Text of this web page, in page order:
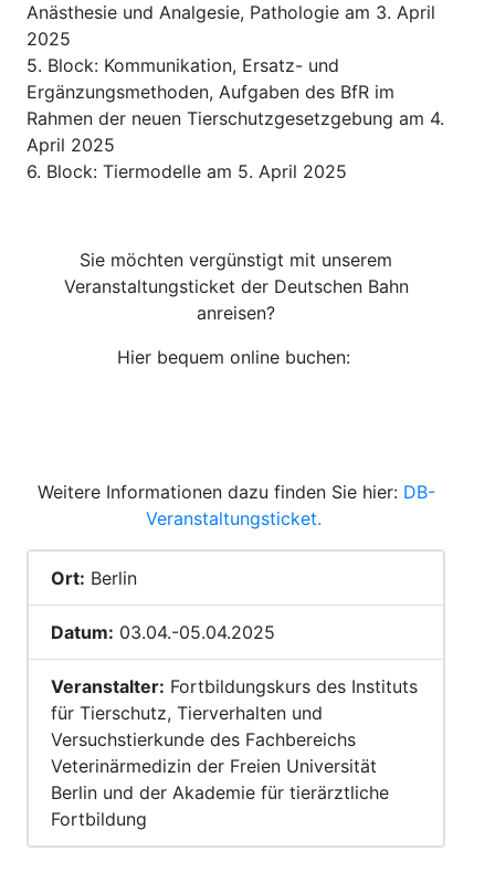
Anästhesie und Analgesie, Pathologie am 3. April
2025
5. Block: Kommunikation, Ersatz- und
Ergänzungsmethoden, Aufgaben des BfR im
Rahmen der neuen Tierschutzgesetzgebung am 4.
April 2025
6. Block: Tiermodelle am 5. April 2025
Sie möchten vergünstigt mit unserem
Veranstaltungsticket der Deutschen Bahn
anreisen?
Hier bequem online buchen:
Weitere Informationen dazu finden Sie hier: DB-
Veranstaltungsticket.
Ort: Berlin
Datum: 03.04.-05.04.2025
Veranstalter: Fortbildungskurs des Instituts
für Tierschutz, Tierverhalten und
Versuchstierkunde des Fachbereichs
Veterinärmedizin der Freien Universität
Berlin und der Akademie für tierärztliche
Fortbildung